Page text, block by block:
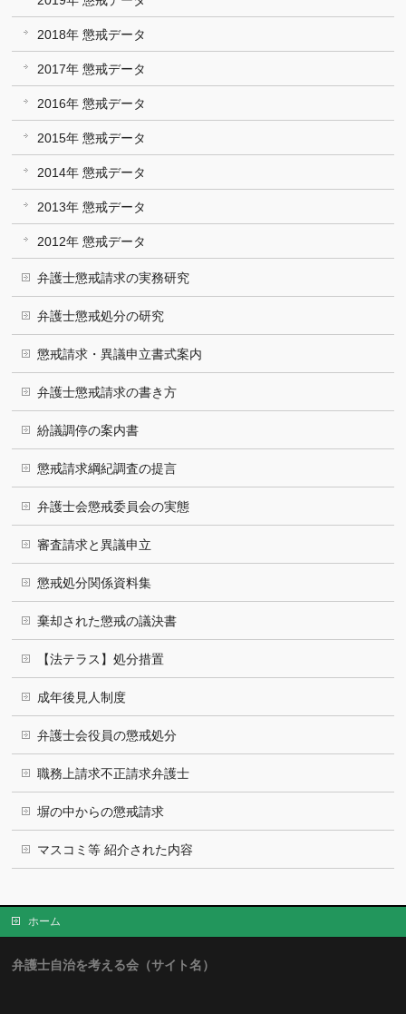
2018年 懲戒データ
2017年 懲戒データ
2016年 懲戒データ
2015年 懲戒データ
2014年 懲戒データ
2013年 懲戒データ
2012年 懲戒データ
弁護士懲戒請求の実務研究
弁護士懲戒処分の研究
懲戒請求・異議申立書式案内
弁護士懲戒請求の書き方
紛議調停の案内書
懲戒請求綱紀調査の提言
弁護士会懲戒委員会の実態
審査請求と異議申立
懲戒処分関係資料集
棄却された懲戒の議決書
【法テラス】処分措置
成年後見人制度
弁護士会役員の懲戒処分
職務上請求不正請求弁護士
塀の中からの懲戒請求
マスコミ等 紹介された内容
ホーム
弁護士自治を考える会（サイト名）